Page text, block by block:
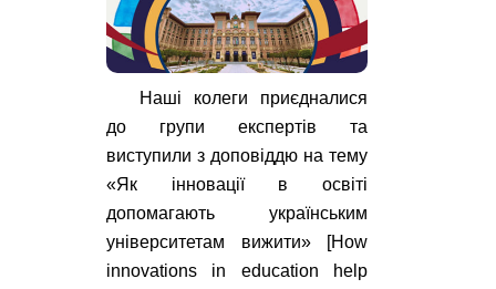
Наші колеги приєдналися
до групи експертів та
виступили з доповіддю на тему
«Як інновації в освіті
допомагають українським
університетам вижити» [How
innovations in education help